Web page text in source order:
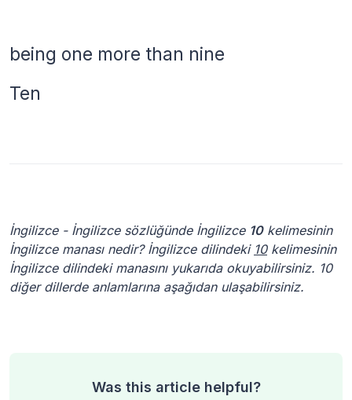
being one more than nine
Ten
İngilizce - İngilizce sözlüğünde İngilizce 10kelimesinin
İngilizce manası nedir? İngilizce dilindeki 10kelimesinin
İngilizce dilindeki manasını yukarıda okuyabilirsiniz. 10
diğer dillerde anlamlarına aşağıdan ulaşabilirsiniz.
Was this article helpful?